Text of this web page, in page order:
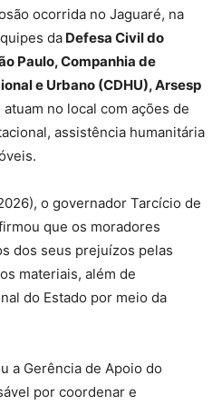
ocorrida no Jaguaré, na
da Defesa Civil do
Paulo, Companhia de
e Urbano (CDHU), Arsesp
no local com ações de
assistência humanitária
o governador Tarcício de
que os moradores
dos seus prejuízos pelas
materiais, além de
do Estado por meio da
a Gerência de Apoio do
por coordenar e